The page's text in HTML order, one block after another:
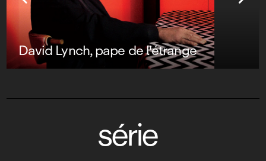
David Lynch, pape de l'étrange
série